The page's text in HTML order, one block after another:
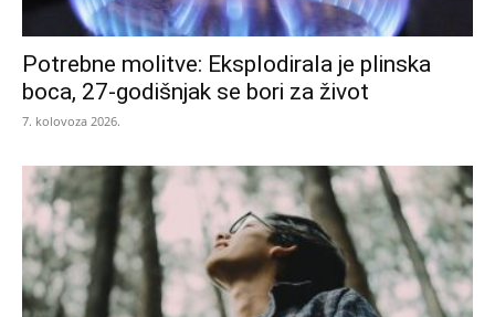
Potrebne molitve: Eksplodirala je plinska
boca, 27-godišnjak se bori za život
7. kolovoza 2026.